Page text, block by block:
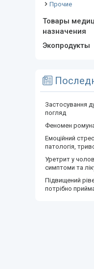
Прочие
Товары
назначения
Экопродукты
Застосування
погляд
Феномен
Емоційний
патологія,
Уретрит у
симптоми та
Підвищений
потрібно